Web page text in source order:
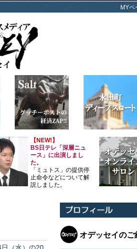
MYペ
【NEW!】
BS日テレ「深層ニュ
ース」に出演しまし
た。
「ミュトス」の提供停
止命令などについて解
説しました。
オデッセイのご